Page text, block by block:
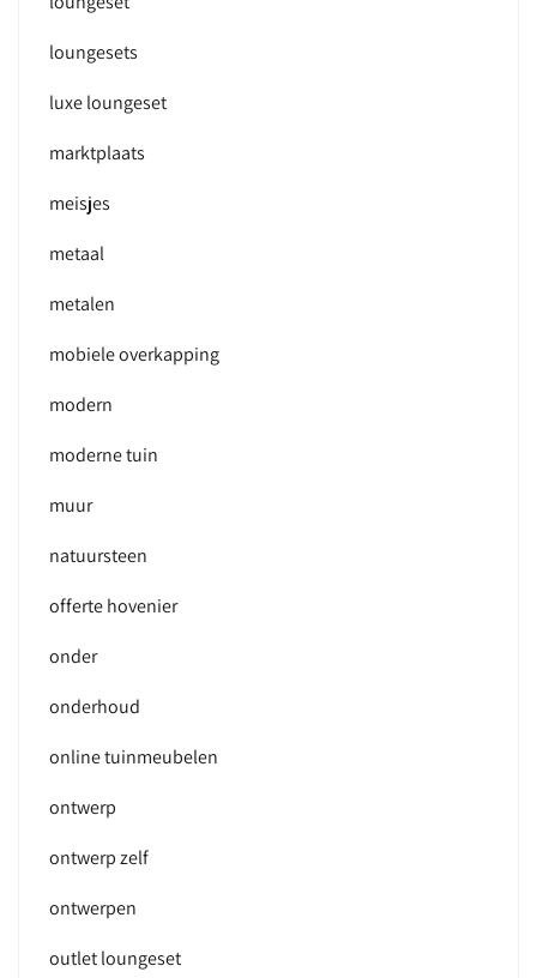
loungesets
luxe loungeset
marktplaats
meisjes
metaal
metalen
mobiele overkapping
modern
moderne tuin
muur
natuursteen
offerte hovenier
onder
onderhoud
online tuinmeubelen
ontwerp
ontwerp zelf
ontwerpen
outlet loungeset